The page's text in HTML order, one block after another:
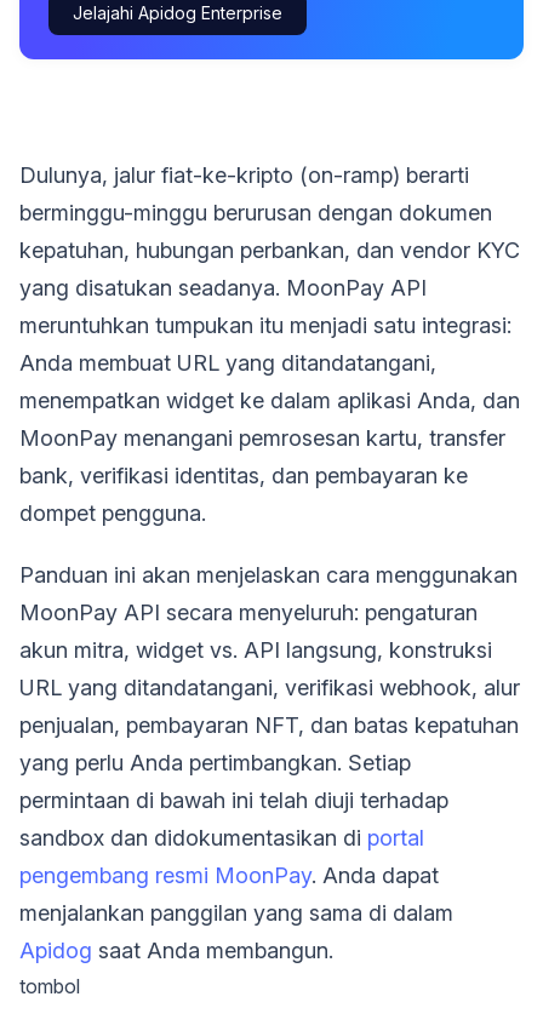
Jelajahi Apidog Enterprise
Dulunya, jalur fiat-ke-kripto (on-ramp) berarti
berminggu-minggu berurusan dengan dokumen
kepatuhan, hubungan perbankan, dan vendor KYC
yang disatukan seadanya. MoonPay API
meruntuhkan tumpukan itu menjadi satu integrasi:
Anda membuat URL yang ditandatangani,
menempatkan widget ke dalam aplikasi Anda, dan
MoonPay menangani pemrosesan kartu, transfer
bank, verifikasi identitas, dan pembayaran ke
dompet pengguna.
Panduan ini akan menjelaskan cara menggunakan
MoonPay API secara menyeluruh: pengaturan
akun mitra, widget vs. API langsung, konstruksi
URL yang ditandatangani, verifikasi webhook, alur
penjualan, pembayaran NFT, dan batas kepatuhan
yang perlu Anda pertimbangkan. Setiap
permintaan di bawah ini telah diuji terhadap
sandbox dan didokumentasikan di portal
pengembang resmi MoonPay. Anda dapat
menjalankan panggilan yang sama di dalam
Apidog saat Anda membangun.
tombol